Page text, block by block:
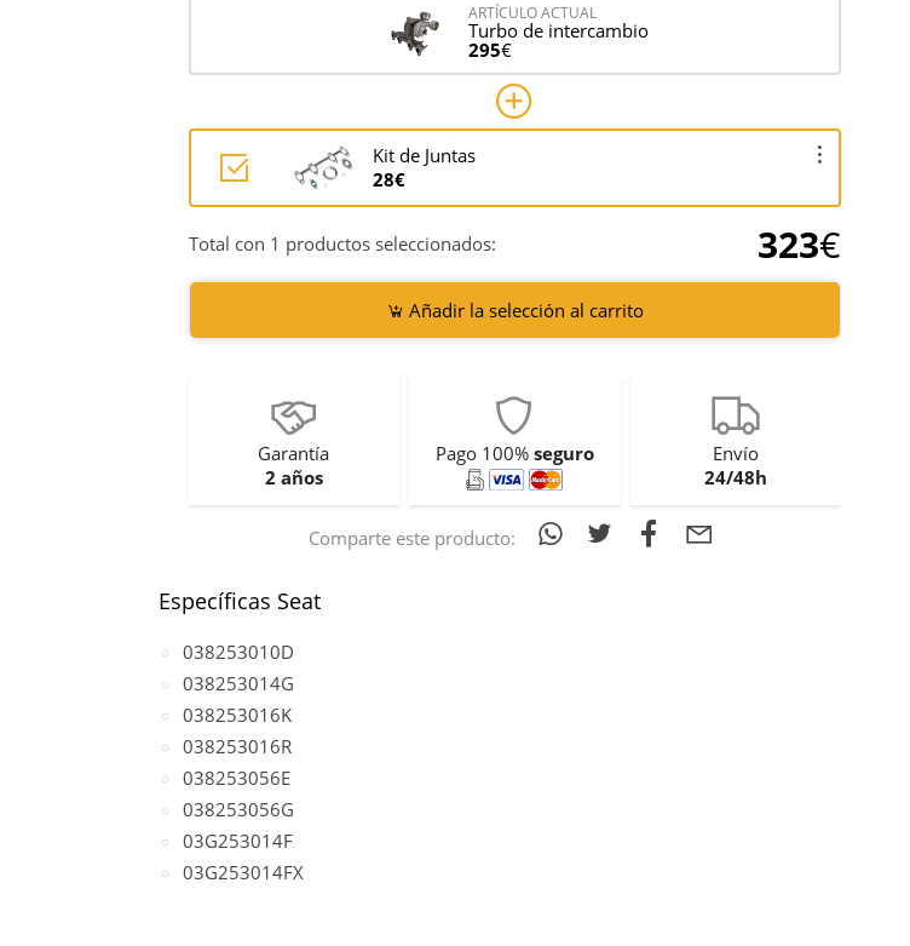
ARTÍCULO ACTUAL
Turbo de intercambio
295€
Kit de Juntas
28€
Total con 1 productos seleccionados: 323€
Añadir la selección al carrito
Garantía
2 años
Pago 100% seguro
Envío
24/48h
Comparte este producto:
Específicas Seat
038253010D
038253014G
038253016K
038253016R
038253056E
038253056G
03G253014F
03G253014FX